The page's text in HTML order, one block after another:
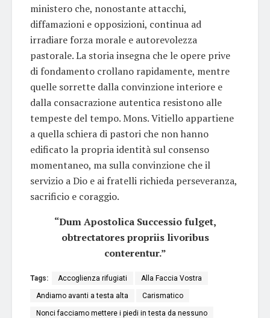
ministero che, nonostante attacchi,
diffamazioni e opposizioni, continua ad
irradiare forza morale e autorevolezza
pastorale. La storia insegna che le opere prive
di fondamento crollano rapidamente, mentre
quelle sorrette dalla convinzione interiore e
dalla consacrazione autentica resistono alle
tempeste del tempo. Mons. Vitiello appartiene
a quella schiera di pastori che non hanno
edificato la propria identità sul consenso
momentaneo, ma sulla convinzione che il
servizio a Dio e ai fratelli richieda perseveranza,
sacrificio e coraggio.
“Dum Apostolica Successio fulget,
obtrectatores propriis livoribus
conterentur.”
Tags: Accoglienza rifugiati Alla Faccia Vostra
Andiamo avanti a testa alta Carismatico
Nonci facciamo mettere i piedi in testa da nessuno